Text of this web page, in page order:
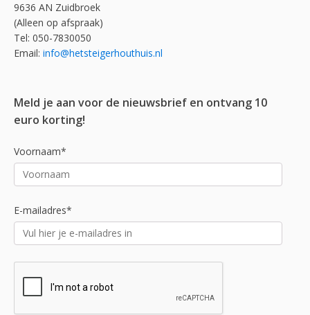
9636 AN Zuidbroek
(Alleen op afspraak)
Tel: 050-7830050
Email: info@hetsteigerhouthuis.nl
Meld je aan voor de nieuwsbrief en ontvang 10
euro korting!
Voornaam*
E-mailadres*